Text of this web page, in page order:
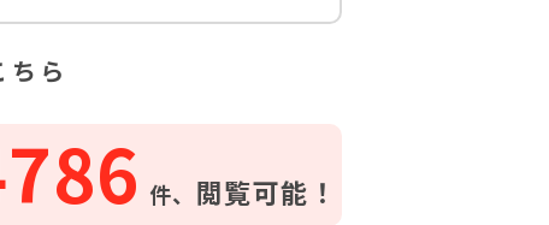
ら
件、 閲覧可能！